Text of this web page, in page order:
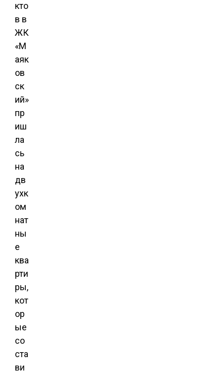
кто
в в
ЖК
«М
аяк
ов
ск
ий»
пр
иш
ла
сь
на
дв
ухк
ом
нат
ны
е
ква
рти
ры,
кот
ор
ые
со
ста
ви